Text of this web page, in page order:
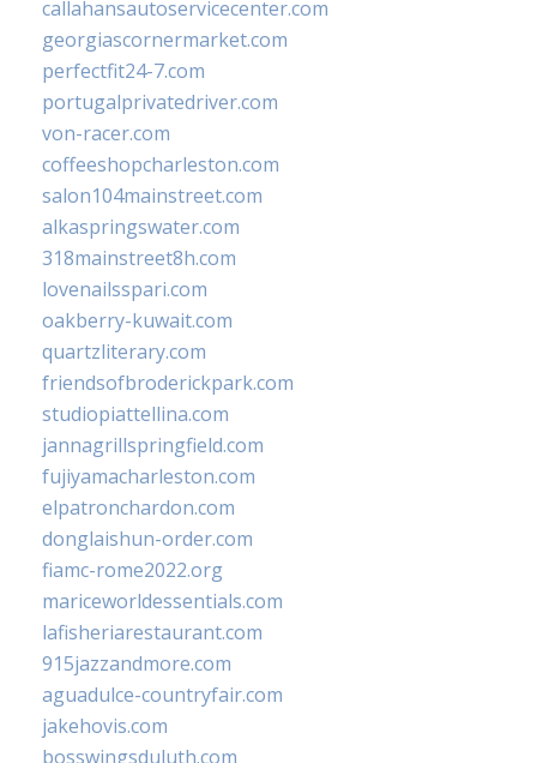
callahansautoservicecenter.com
georgiascornermarket.com
perfectfit24-7.com
portugalprivatedriver.com
von-racer.com
coffeeshopcharleston.com
salon104mainstreet.com
alkaspringswater.com
318mainstreet8h.com
lovenailsspari.com
oakberry-kuwait.com
quartzliterary.com
friendsofbroderickpark.com
studiopiattellina.com
jannagrillspringfield.com
fujiyamacharleston.com
elpatronchardon.com
donglaishun-order.com
fiamc-rome2022.org
mariceworldessentials.com
lafisheriarestaurant.com
915jazzandmore.com
aguadulce-countryfair.com
jakehovis.com
bosswingsduluth.com